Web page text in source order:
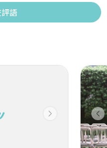
語
Next